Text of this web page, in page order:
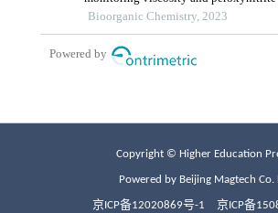
Copyright © Higher Education
Powered by Beijing Magtech Co.
京ICP备12020869号-1 京ICP备